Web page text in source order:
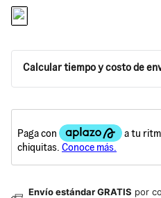
Calcular tiempo y costo de
Envío estándar GRATIS por